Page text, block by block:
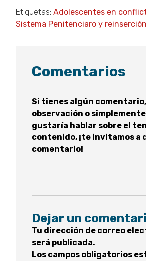
Etiquetas: Adolescentes en
Sistema Penitenciaro y reinserción
Comentarios
Si tienes algún comentario,
observación o
gustaría hablar sobre el
contenido, ¡te invitamos a
comentario!
Dejar un
Tu dirección de correo
será publicada.
Los campos obligatorios